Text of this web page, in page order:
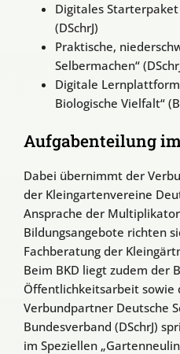
Digitales
(DSchrJ)
Praktische,
Selbermachen“
Digitale
Biologische Vielfalt“
Aufgabenteilung
Dabei übernimmt der
der Kleingartenvereine
Ansprache der
Bildungsangebote richten
Fachberatung der
Beim BKD liegt zudem der
Öffentlichkeitsarbeit sowie
Verbundpartner Deutsche
Bundesverband (DSchrJ)
im Speziellen